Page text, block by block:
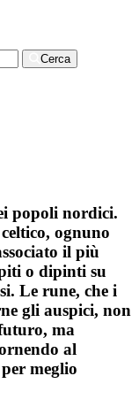
Cerca
popoli nordici.
ognuno
il più
o dipinti su
Le rune, che i
gli auspici, non
ma
al
meglio